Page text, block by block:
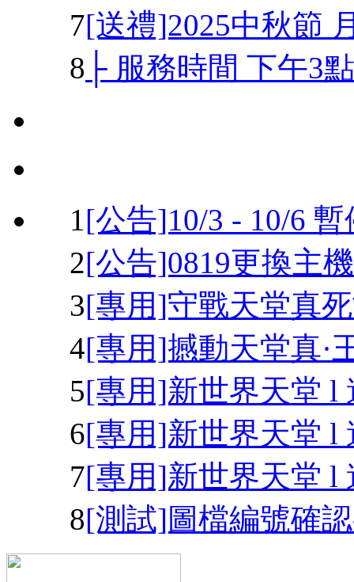
7[送禮]2025中秋節
8 ├ 服務時間 下午3
1[公告]10/3 - 10/6
2[公告]0819更換主
3[專用]守戰天堂真
4[專用]撼動天堂真·
5[專用]新世界天堂 l
6[專用]新世界天堂 l
7[專用]新世界天堂 l
8[測試]圖檔編號確